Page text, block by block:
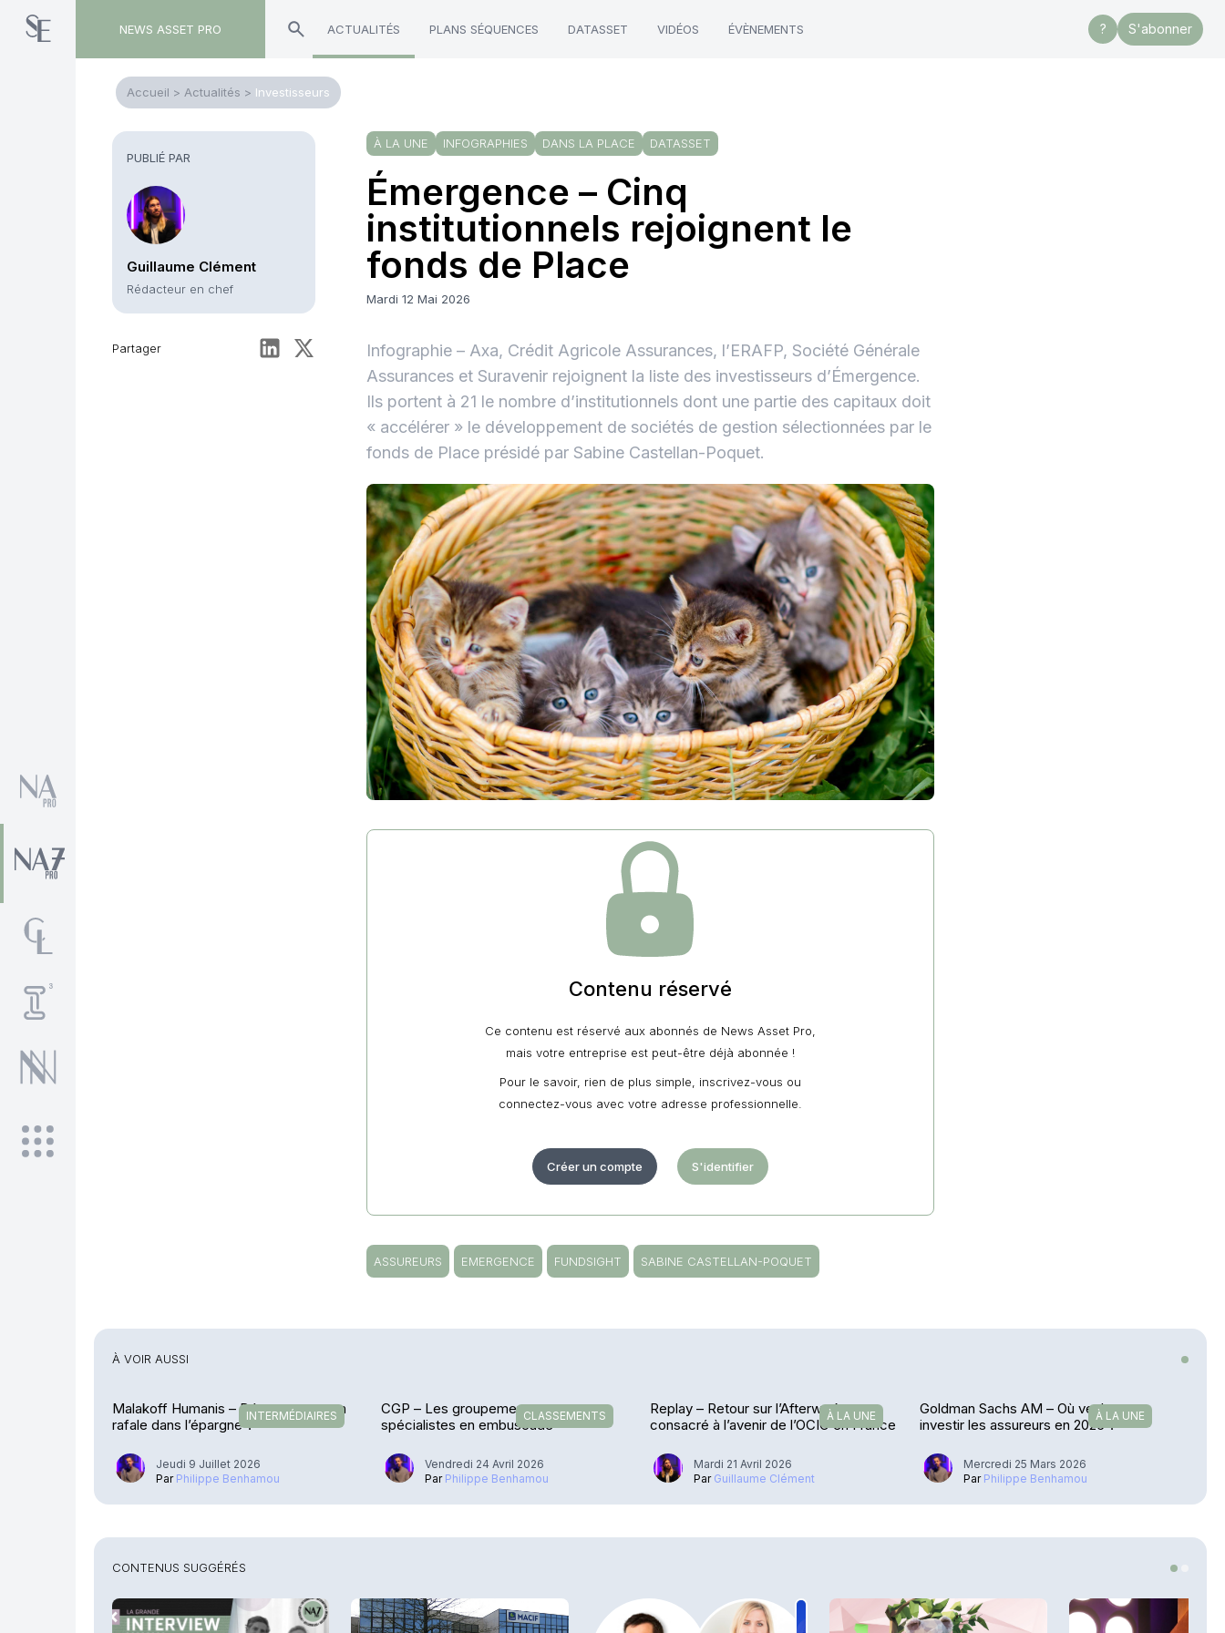
NEWS ASSET PRO ACTUALITÉS PLANS SÉQUENCES DATASSET VIDÉOS ÉVÈNEMENTS ? S'abonner
Accueil > Actualités > Investisseurs
PUBLIÉ PAR
Guillaume Clément
Rédacteur en chef
Partager
À LA UNE INFOGRAPHIES DANS LA PLACE DATASSET
Émergence – Cinq
institutionnels rejoignent le
fonds de Place
Mardi 12 Mai 2026
Infographie – Axa, Crédit Agricole Assurances, l’ERAFP, Société Générale
Assurances et Suravenir rejoignent la liste des investisseurs d’Émergence.
Ils portent à 21 le nombre d’institutionnels dont une partie des capitaux doit
« accélérer » le développement de sociétés de gestion sélectionnées par le
fonds de Place présidé par Sabine Castellan-Poquet.
Contenu réservé
Ce contenu est réservé aux abonnés de News Asset Pro,
mais votre entreprise est peut-être déjà abonnée !
Pour le savoir, rien de plus simple, inscrivez-vous ou
connectez-vous avec votre adresse professionnelle.
Créer un compte S'identifier
ASSUREURS EMERGENCE FUNDSIGHT SABINE CASTELLAN-POQUET
À VOIR AUSSI
INTERMÉDIAIRES
Malakoff Humanis – Déconvenues en
rafale dans l’épargne ?
Jeudi 9 Juillet 2026
Par Philippe Benhamou
CLASSEMENTS
CGP – Les groupements et non-
spécialistes en embuscade
Vendredi 24 Avril 2026
Par Philippe Benhamou
À LA UNE
Replay – Retour sur l’Afterwork
consacré à l’avenir de l’OCIO en France
Mardi 21 Avril 2026
Par Guillaume Clément
À LA UNE
Goldman Sachs AM – Où veulent
investir les assureurs en 2026 ?
Mercredi 25 Mars 2026
Par Philippe Benhamou
CONTENUS SUGGÉRÉS